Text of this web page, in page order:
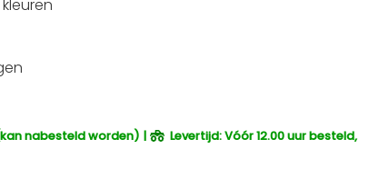
nabesteld worden) |
Levertijd: Vóór 12.00 uur besteld,